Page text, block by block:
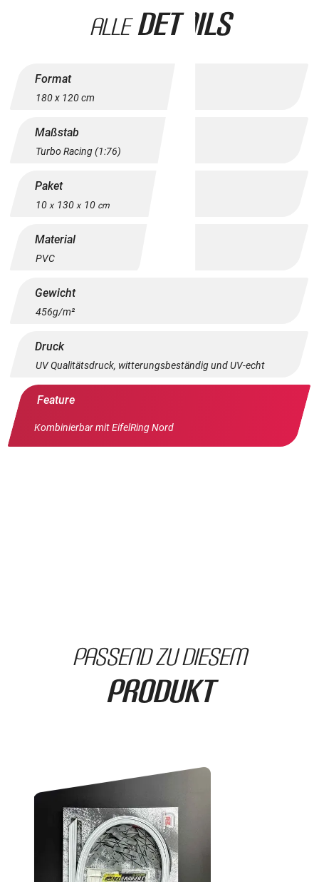
Alle Details
Format
180 x 120 cm
Maßstab
Turbo Racing (1:76)
Paket
10 x 130 x 10 cm
Material
PVC
Gewicht
456g/m²
Druck
UV Qualitätsdruck, witterungsbeständig und UV-echt
Feature
Kombinierbar mit EifelRing Nord
passend zu diesem
Produkt